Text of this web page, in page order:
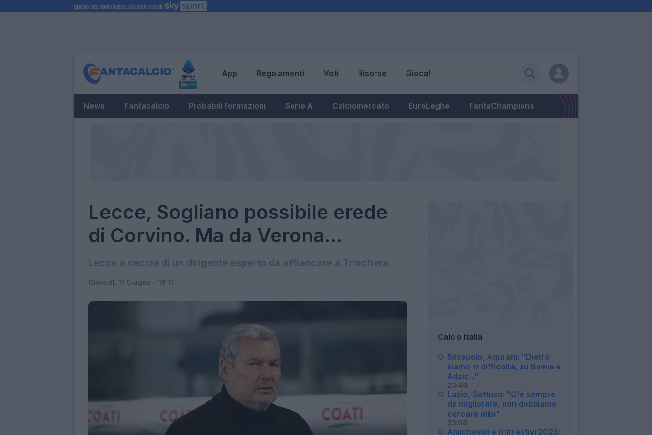
App Regolamenti Voti Risorse Gioca!
News Fantacalcio Probabili Formazioni Serie A Calciomercato EuroLeghe FantaChampions
Lecce, Sogliano possibile erede
di Corvino. Ma da Verona...
Lecce a caccia di un dirigente esperto da affiancare a Trinchera
Giovedì, 11 Giugno - 18:11
Calcio Italia
Sassuolo, Aquilani: "Dietro
siamo in difficoltà, su Bowie e
Adzic..."
23:48
Lazio, Gattuso: "C'è sempre
da migliorare, non dobbiamo
cercare alibi"
23:08
Amichevoli e ritiri estivi 2026: